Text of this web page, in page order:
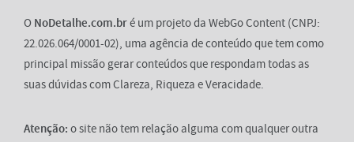
O NoDetalhe.com.bré um projeto da WebGo Content (CNPJ:
22.026.064/0001-02), uma agência de conteúdo que tem como
principal missão gerar conteúdos que respondam todas as
suas dúvidas com Clareza, Riqueza e Veracidade.
Atenção: o site não tem relação alguma com qualquer outra